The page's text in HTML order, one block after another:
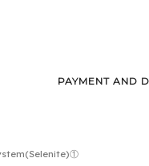
PAYMENT AND